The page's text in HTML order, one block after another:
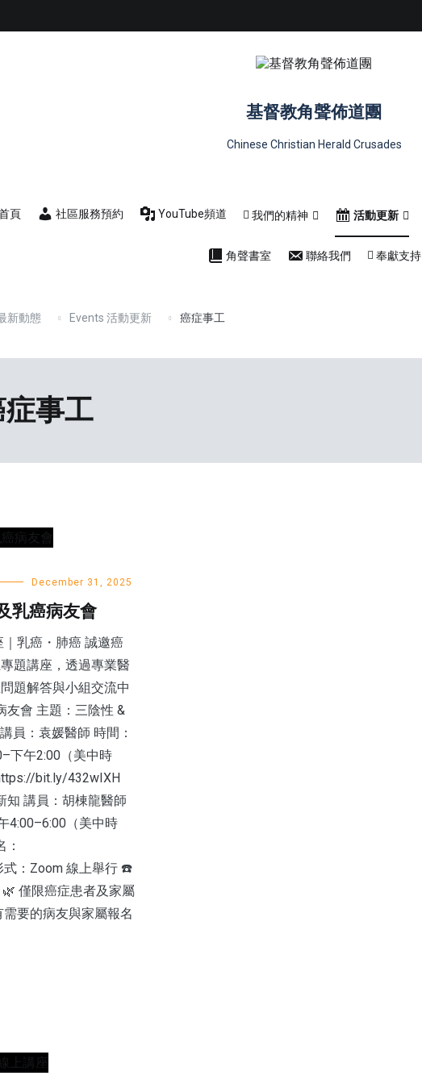
基督教角聲佈道團
Chinese Christian Herald Crusades
頁 社區服務預約 YouTube頻道 我們的精神 活動更新
角聲書室 聯絡我們 奉獻支持
新動態 Events 活動更新 癌症事工
症事工
December 31, 2025
乳癌病友會
乳癌・肺癌 誠邀癌
題講座，透過專業醫
題解答與小組交流中
友會 主題：三陰性 &
員：袁媛醫師 時間：
下午2:00（美中時
bit.ly/432wIXH
知 講員：胡棟龍醫師
4:00–6:00（美中時
：Zoom 線上舉行 ☎️
僅限癌症患者及家屬
要的病友與家屬報名